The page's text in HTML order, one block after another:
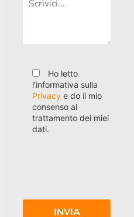
Ho letto
l'informativa sulla
Privacy e do il mio
consenso al
trattamento dei miei
dati.